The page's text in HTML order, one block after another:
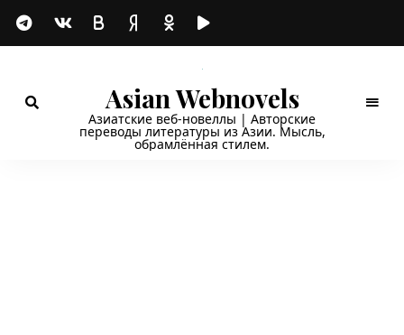
Asian Webnovels
Азиатские веб-новеллы | Авторские
переводы литературы из Азии. Мысль,
обрамлённая стилем.